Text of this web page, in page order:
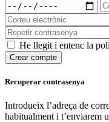
He llegit i entenc la
Crear compte
Recuperar contrasenya
Introdueix l’adreça de
habitualment i t’enviarem